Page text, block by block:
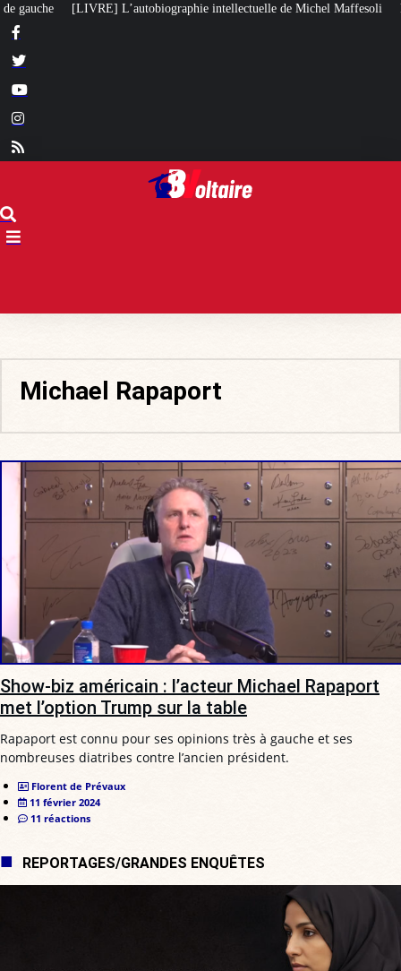
intellectuelle de Michel Maffesoli Pour regagner son
Michael Rapaport
Show-biz américain : l’acteur Michael Rapaport
met l’option Trump sur la table
Rapaport est connu pour ses opinions très à gauche et ses
nombreuses diatribes contre l’ancien président.
Florent de Prévaux
11 février 2024
11 réactions
REPORTAGES/GRANDES ENQUÊTES